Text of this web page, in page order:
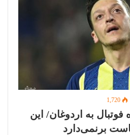
1,720
فوتبال به اردوغان/ این
برنمی‌دارد